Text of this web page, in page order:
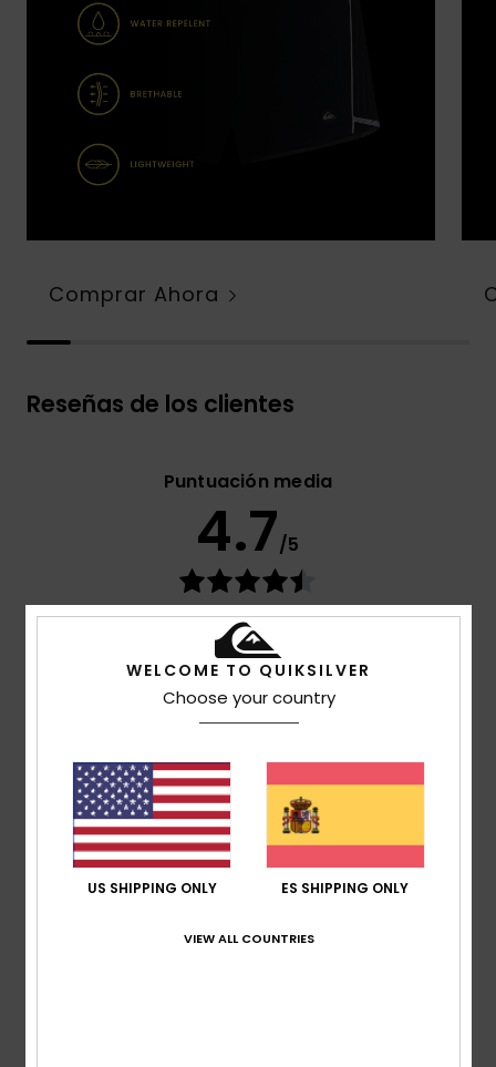
Comprar Ahora
Reseñas de los clientes
Puntuación media
4.7/5
basado en269 reseñas verificadasdesde
septiembre 2025
El 77% de nuestros clientes recomiendan este
producto
Comodidad
Relación calidad-precio
Demasiado pequeño
Demasiado grande
WELCOME TO QUIKSILVER
Choose your country
US SHIPPING ONLY ES SHIPPING ONLY
VIEW ALL COUNTRIES